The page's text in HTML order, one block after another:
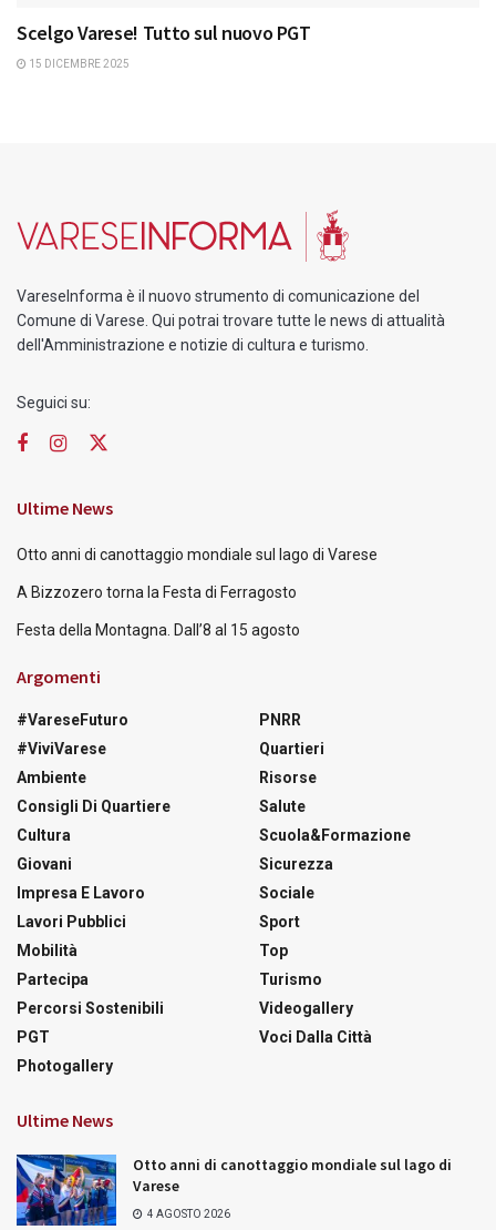
Scelgo Varese! Tutto sul nuovo PGT
15 DICEMBRE 2025
VareseInforma è il nuovo strumento di comunicazione del
Comune di Varese. Qui potrai trovare tutte le news di attualità
dell'Amministrazione e notizie di cultura e turismo.
Seguici su:
Ultime News
Otto anni di canottaggio mondiale sul lago di Varese
A Bizzozero torna la Festa di Ferragosto
Festa della Montagna. Dall’8 al 15 agosto
Argomenti
#VareseFuturo
#ViviVarese
Ambiente
Consigli Di Quartiere
Cultura
Giovani
Impresa E Lavoro
Lavori Pubblici
Mobilità
Partecipa
Percorsi Sostenibili
PGT
Photogallery
PNRR
Quartieri
Risorse
Salute
Scuola&Formazione
Sicurezza
Sociale
Sport
Top
Turismo
Videogallery
Voci Dalla Città
Ultime News
Otto anni di canottaggio mondiale sul lago di
Varese
4 AGOSTO 2026